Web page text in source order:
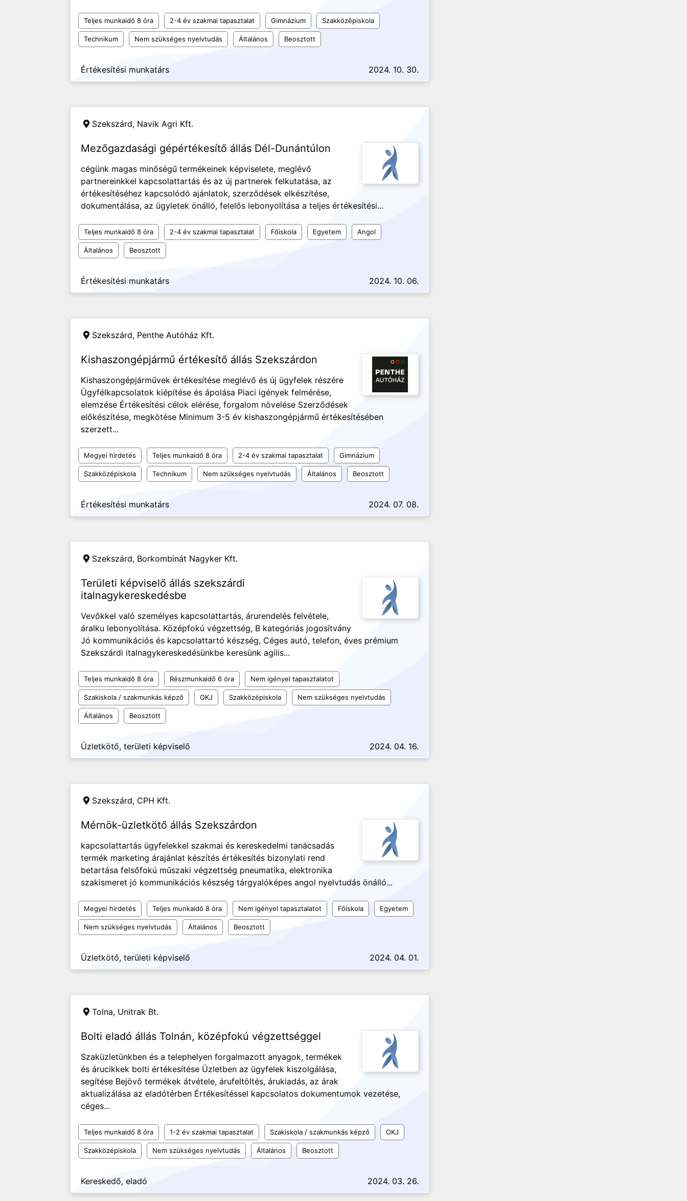
Teljes munkaidő 8 óra 2-4 év szakmai tapasztalat Gimnázium Szakközépiskola
Technikum Nem szükséges nyelvtudás Általános Beosztott
Értékesítési munkatárs 2024. 10. 30.
Szekszárd, Navik Agri Kft.
Mezőgazdasági gépértékesítő állás Dél-Dunántúlon
cégünk magas minőségű termékeinek képviselete, meglévő
partnereinkkel kapcsolattartás és az új partnerek felkutatása, az
értékesítéséhez kapcsolódó ajánlatok, szerződések elkészítése,
dokumentálása, az ügyletek önálló, felelős lebonyolítása a teljes értékesítési...
Teljes munkaidő 8 óra 2-4 év szakmai tapasztalat Főiskola Egyetem Angol
Általános Beosztott
Értékesítési munkatárs 2024. 10. 06.
Szekszárd, Penthe Autóház Kft.
Kishaszongépjármű értékesítő állás Szekszárdon
Kishaszongépjárművek értékesítése meglévő és új ügyfelek részére
Ügyfélkapcsolatok kiépítése és ápolása Piaci igények felmérése,
elemzése Értékesítési célok elérése, forgalom növelése Szerződések
előkészítése, megkötése Minimum 3-5 év kishaszongépjármű értékesítésében
szerzett...
Megyei hirdetés Teljes munkaidő 8 óra 2-4 év szakmai tapasztalat Gimnázium
Szakközépiskola Technikum Nem szükséges nyelvtudás Általános Beosztott
Értékesítési munkatárs 2024. 07. 08.
Szekszárd, Borkombinát Nagyker Kft.
Területi képviselő állás szekszárdi
italnagykereskedésbe
Vevőkkel való személyes kapcsolattartás, árurendelés felvétele,
áralku lebonyolítása. Középfokú végzettség, B kategóriás jogosítvány
Jó kommunikációs és kapcsolattartó készség, Céges autó, telefon, éves prémium
Szekszárdi italnagykereskedésünkbe keresünk agilis...
Teljes munkaidő 8 óra Részmunkaidő 6 óra Nem igényel tapasztalatot
Szakiskola / szakmunkás képző OKJ Szakközépiskola Nem szükséges nyelvtudás
Általános Beosztott
Üzletkötő, területi képviselő 2024. 04. 16.
Szekszárd, CPH Kft.
Mérnök-üzletkötő állás Szekszárdon
kapcsolattartás ügyfelekkel szakmai és kereskedelmi tanácsadás
termék marketing árajánlat készítés értékesítés bizonylati rend
betartása felsőfokú műszaki végzettség pneumatika, elektronika
szakismeret jó kommunikációs készség tárgyalóképes angol nyelvtudás önálló...
Megyei hirdetés Teljes munkaidő 8 óra Nem igényel tapasztalatot Főiskola Egyetem
Nem szükséges nyelvtudás Általános Beosztott
Üzletkötő, területi képviselő 2024. 04. 01.
Tolna, Unitrak Bt.
Bolti eladó állás Tolnán, középfokú végzettséggel
Szaküzletünkben és a telephelyen forgalmazott anyagok, termékek
és árucikkek bolti értékesítése Üzletben az ügyfelek kiszolgálása,
segítése Bejövő termékek átvétele, árufeltöltés, árukiadás, az árak
aktualizálása az eladótérben Értékesítéssel kapcsolatos dokumentumok vezetése,
céges...
Teljes munkaidő 8 óra 1-2 év szakmai tapasztalat Szakiskola / szakmunkás képző OKJ
Szakközépiskola Nem szükséges nyelvtudás Általános Beosztott
Kereskedő, eladó 2024. 03. 26.